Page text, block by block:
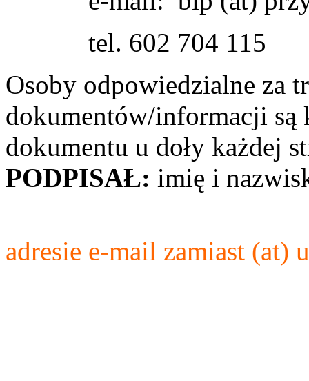
tel. 602 704 115
Osoby odpowiedzialne za
dokumentów/informacji są
dokumentu u doły każdej
PODPISAŁ: imię i
adresie e-mail zamiast (at)